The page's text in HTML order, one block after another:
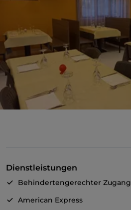
Dienstleistungen
Behindertengerechter Zugang
American Express